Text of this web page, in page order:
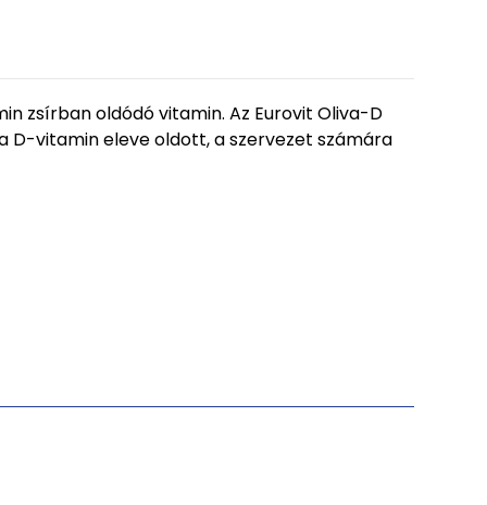
zsírban oldódó vitamin. Az Eurovit Oliva-D
D-vitamin eleve oldott, a szervezet számára